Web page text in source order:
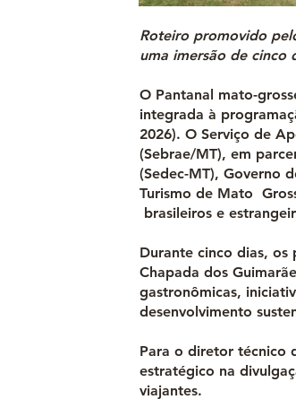
Roteiro promovido
uma imersão de cinco
O Pantanal mato-
integrada à
2026). O Serviço de
(Sebrae/MT), em
(Sedec-MT), Governo
Turismo de Mato
brasileiros e
Durante cinco dias,
Chapada dos
gastronômicas,
desenvolvimento
Para o diretor técnico
estratégico na
viajantes.